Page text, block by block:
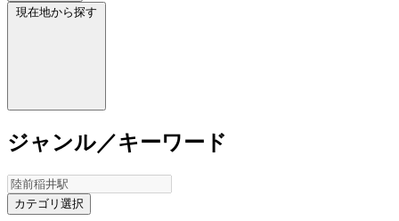
現在地から探す
ジャンル／キーワード
カテゴリ選択